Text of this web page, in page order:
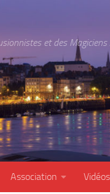
et des
Association Vidéos